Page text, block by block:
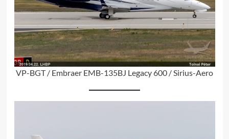
VP-BGT / Embraer EMB-135BJ Legacy 600 / Sirius-Aero